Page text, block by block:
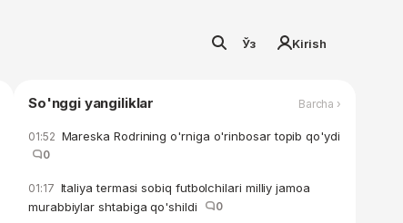
Ўз Kirish
So'nggi yangiliklar Barcha ›
01:52 Mareska Rodrining o'rniga o'rinbosar topib qo'ydi
0
01:17 Italiya termasi sobiq futbolchilari milliy jamoa
murabbiylar shtabiga qo'shildi
0